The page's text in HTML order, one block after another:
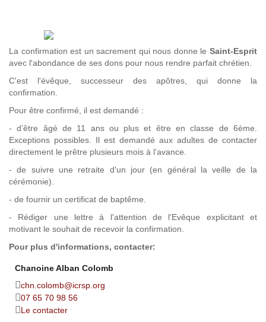
La confirmation est un sacrement qui nous donne le Saint-Esprit
avec l'abondance de ses dons pour nous rendre parfait chrétien.
C'est l'évêque, successeur des apôtres, qui donne la
confirmation.
Pour être confirmé, il est demandé :
- d’être âgé de 11 ans ou plus et être en classe de 6ème.
Exceptions possibles. Il est demandé aux adultes de contacter
directement le prêtre plusieurs mois à l’avance.
- de suivre une retraite d'un jour (en général la veille de la
cérémonie).
- de fournir un certificat de baptême.
- Rédiger une lettre à l'attention de l'Evêque explicitant et
motivant le souhait de recevoir la confirmation.
Pour plus d'informations, contacter:
Chanoine Alban Colomb
chn.colomb@icrsp.org
07 65 70 98 56
Le contacter